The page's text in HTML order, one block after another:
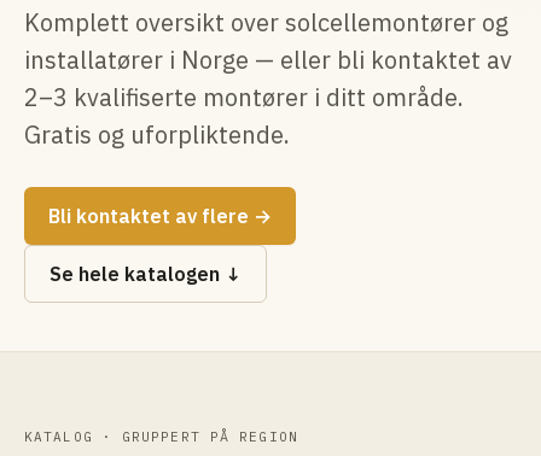
Komplett oversikt over solcellemontører og
installatører i Norge — eller bli kontaktet av
2–3 kvalifiserte montører i ditt område.
Gratis og uforpliktende.
Bli kontaktet av flere →
Se hele katalogen ↓
KATALOG · GRUPPERT PÅ REGION